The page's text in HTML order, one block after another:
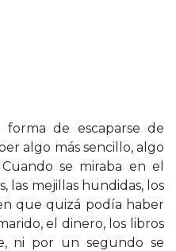
de escaparse de
algo más sencillo, algo
se miraba en el
las mejillas hundidas, los
que quizá podía haber
el dinero, los libros
ni por un segundo se